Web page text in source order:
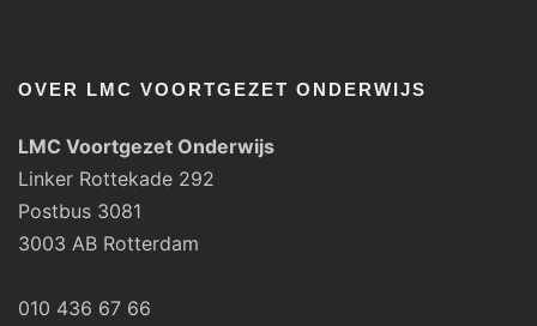
OVER LMC VOORTGEZET ONDERWIJS
LMC Voortgezet Onderwijs
Linker Rottekade 292
Postbus 3081
3003 AB Rotterdam
010 436 67 66